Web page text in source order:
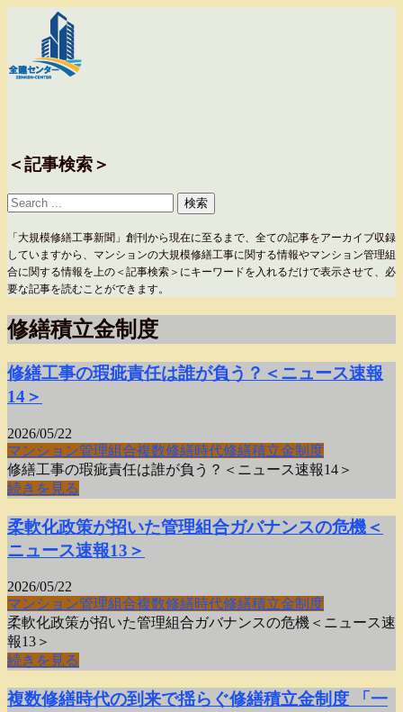
＜記事検索＞
「大規模修繕工事新聞」創刊から現在に至るまで、全ての記事をアーカイブ収録
していますから、マンションの大規模修繕工事に関する情報やマンション管理組
合に関する情報を上の＜記事検索＞にキーワードを入れるだけで表示させて、必
要な記事を読むことができます。
修繕積立金制度
修繕工事の瑕疵責任は誰が負う？＜ニュース速報
14＞
2026/05/22
マンション管理組合複数修繕時代修繕積立金制度
修繕工事の瑕疵責任は誰が負う？＜ニュース速報14＞
続きを見る
柔軟化政策が招いた管理組合ガバナンスの危機＜
ニュース速報13＞
2026/05/22
マンション管理組合複数修繕時代修繕積立金制度
柔軟化政策が招いた管理組合ガバナンスの危機＜ニュース速
報13＞
続きを見る
複数修繕時代の到来で揺らぐ修繕積立金制度 「一